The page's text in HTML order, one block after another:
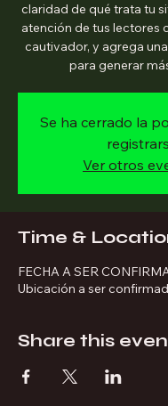
claridad de qué trata tu
atención de tus lectores
cautivador, y agrega
para generar
Se ha cerrado la
Ver otros
Time &
FECHA A SER
Ubicación a ser
Share this